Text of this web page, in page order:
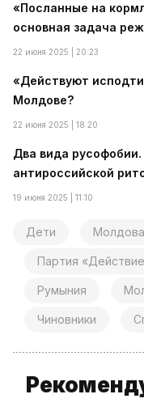
«Посланные на
основная задача
22 июня 2025 | 20:23
«Действуют
Молдове?
22 июня 2025 | 18:20
Два вида
антироссийской
19 июня 2025 | 11:10
Дети Молдова
Партия
Румыния
Чиновники